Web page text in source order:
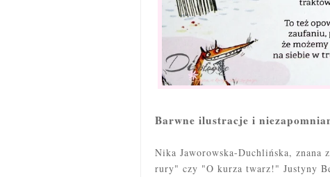
Barwne ilustracje i
Nika Jaworowska-Duchlińska,
rury" czy "O kurza twarz!" Justyny